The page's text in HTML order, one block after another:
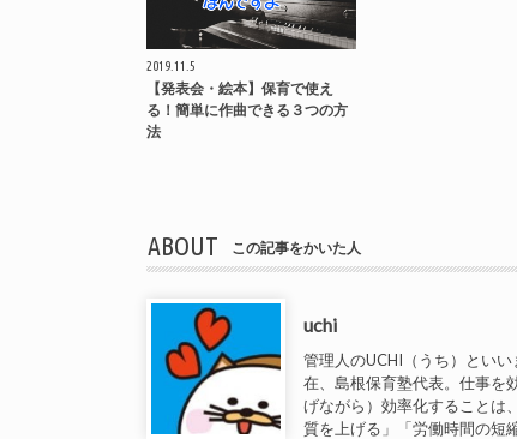
2019.11.5
【発表会・絵本】保育で使え
る！簡単に作曲できる３つの方
法
ABOUT この記事をかいた人
uchi
管理人のUCHI（うち）とい
在、島根保育塾代表。仕事を
げながら）効率化することは
質を上げる」「労働時間の短